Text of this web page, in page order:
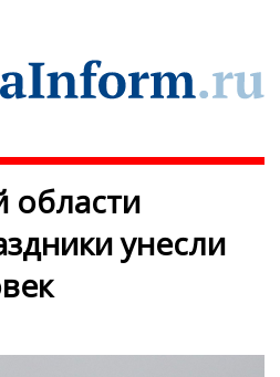
области
унесли